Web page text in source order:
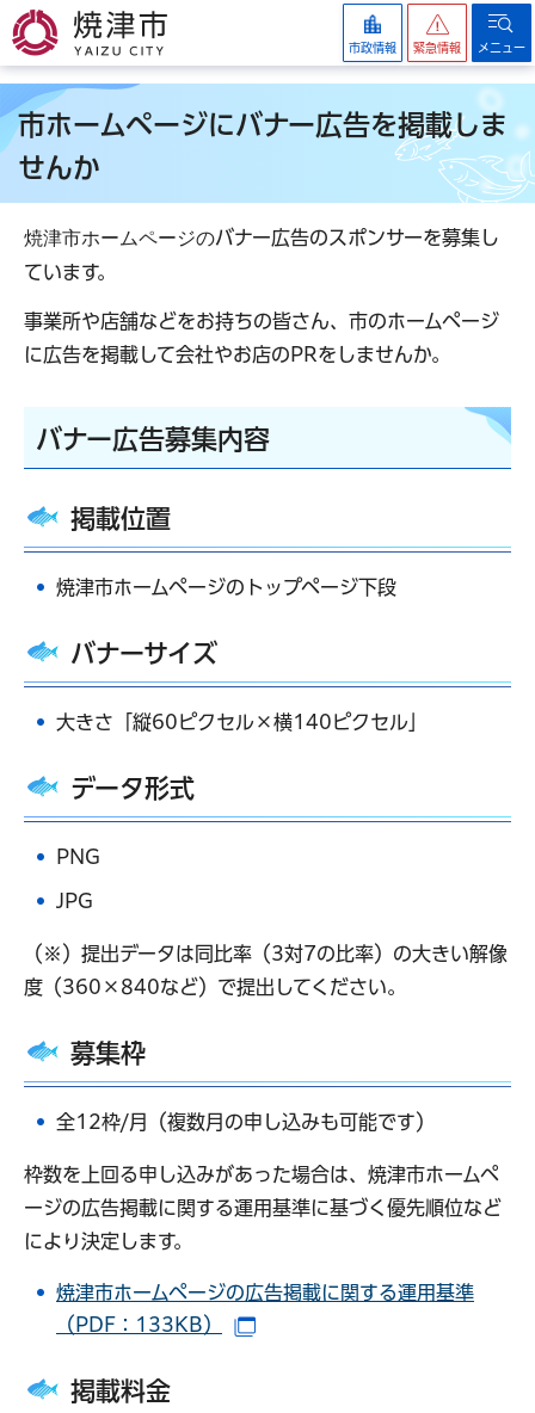
焼津市
市政情報 緊急情報 メニュー
市ホームページにバナー広告を掲載しま
せんか
焼津市ホームページのバナー広告のスポンサーを募集し
ています。
事業所や店舗などをお持ちの皆さん、市のホームページ
に広告を掲載して会社やお店のPRをしませんか。
バナー広告募集内容
掲載位置
焼津市ホームページのトップページ下段
バナーサイズ
大きさ「縦60ピクセル×横140ピクセル」
データ形式
PNG
JPG
（※）提出データは同比率（3対7の比率）の大きい解像
度（360×840など）で提出してください。
募集枠
全12枠/月（複数月の申し込みも可能です）
枠数を上回る申し込みがあった場合は、焼津市ホームペ
ージの広告掲載に関する運用基準に基づく優先順位など
により決定します。
焼津市ホームページの広告掲載に関する運用基準
（PDF：133KB）
掲載料金